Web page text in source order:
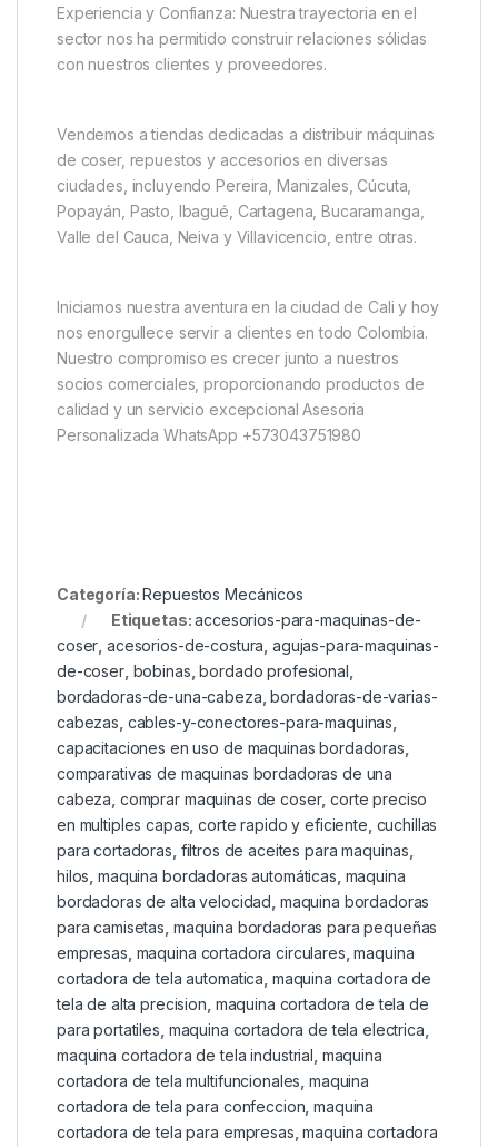
Experiencia y Confianza: Nuestra trayectoria en el
sector nos ha permitido construir relaciones sólidas
con nuestros clientes y proveedores.
Vendemos a tiendas dedicadas a distribuir máquinas
de coser, repuestos y accesorios en diversas
ciudades, incluyendo Pereira, Manizales, Cúcuta,
Popayán, Pasto, Ibagué, Cartagena, Bucaramanga,
Valle del Cauca, Neiva y Villavicencio, entre otras.
Iniciamos nuestra aventura en la ciudad de Cali y hoy
nos enorgullece servir a clientes en todo Colombia.
Nuestro compromiso es crecer junto a nuestros
socios comerciales, proporcionando productos de
calidad y un servicio excepcional Asesoria
Personalizada WhatsApp +573043751980
Categoría:Repuestos Mecánicos
Etiquetas:accesorios-para-maquinas-de-
coser ,acesorios-de-costura agujas-para-maquinas-
de-coser, bobinas ,bordado profesional
bordadoras-de-una-cabeza ,bordadoras-de-varias-
cabezas cables-y-conectores-para-maquinas
capacitaciones en uso de maquinas bordadoras
comparativas de maquinas bordadoras de una
cabeza comprar maquinas de coser,corte preciso
en multiples capas ,corte rapido y eficiente cuchillas
para cortadoras filtros de aceites para maquinas
hilos ,maquina bordadoras automáticas maquina
bordadoras de alta velocidad maquina bordadoras
para camisetas maquina bordadoras para pequeñas
empresas maquina cortadora circulares ,maquina
cortadora de tela automatica maquina cortadora de
tela de alta precision maquina cortadora de tela de
para portatiles maquina cortadora de tela electrica
maquina cortadora de tela industrial maquina
cortadora de tela multifuncionales maquina
cortadora de tela para confeccion ,maquina
cortadora de tela para empresas ,maquina cortadora